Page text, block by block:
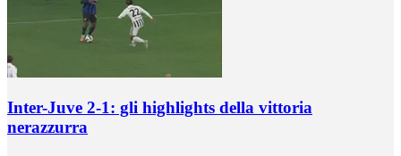
Inter-Juve 2-1: gli highlights della vittoria
nerazzurra